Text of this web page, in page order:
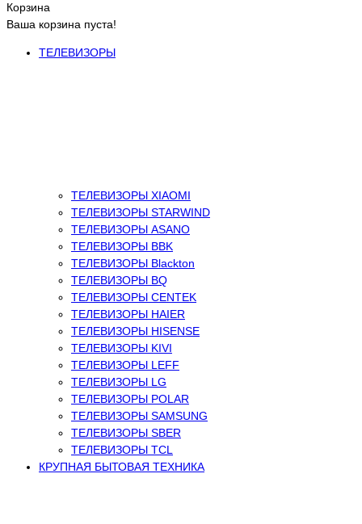
Корзина
Ваша корзина пуста!
ТЕЛЕВИЗОРЫ
ТЕЛЕВИЗОРЫ XIAOMI
ТЕЛЕВИЗОРЫ STARWIND
ТЕЛЕВИЗОРЫ ASANO
ТЕЛЕВИЗОРЫ BBK
ТЕЛЕВИЗОРЫ Blackton
ТЕЛЕВИЗОРЫ BQ
ТЕЛЕВИЗОРЫ CENTEK
ТЕЛЕВИЗОРЫ HAIER
ТЕЛЕВИЗОРЫ HISENSE
ТЕЛЕВИЗОРЫ KIVI
ТЕЛЕВИЗОРЫ LEFF
ТЕЛЕВИЗОРЫ LG
ТЕЛЕВИЗОРЫ POLAR
ТЕЛЕВИЗОРЫ SAMSUNG
ТЕЛЕВИЗОРЫ SBER
ТЕЛЕВИЗОРЫ TCL
КРУПНАЯ БЫТОВАЯ ТЕХНИКА